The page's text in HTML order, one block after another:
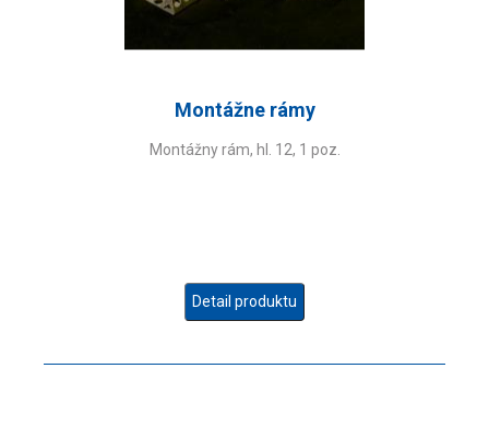
Montážne rámy
Montážny rám, hl. 12, 1 poz.
Detail produktu